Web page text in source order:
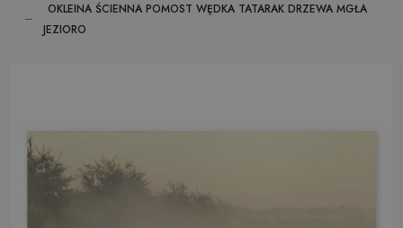
OKLEINA ŚCIENNA POMOST WĘDKA TATARAK DRZEWA MGŁA
JEZIORO